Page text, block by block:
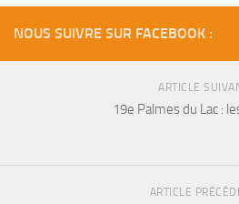
Sorties 2020
NOUS SUIVRE SUR FACEBOOK :
ARTICLE
19e Palmes du Lac :
ARTICLE